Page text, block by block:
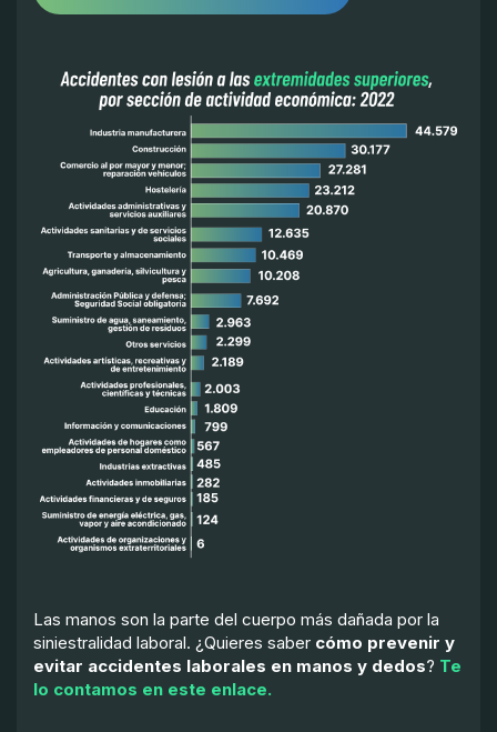
Las manos son la parte del cuerpo más dañada por la
siniestralidad laboral. ¿Quieres saber cómo prevenir y
evitar accidentes laborales en manos y dedos? Te
lo contamos en este enlace.